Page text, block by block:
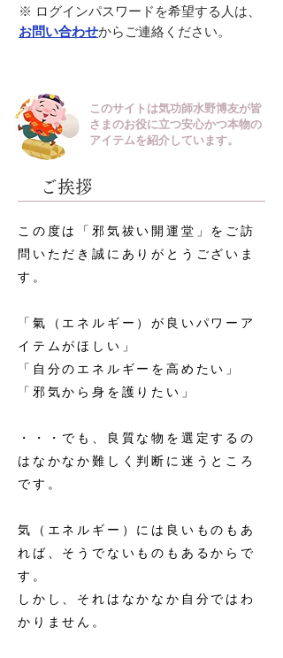
​※ ログインパスワードを希望する人は、
お問い合わせからご連絡ください。
このサイトは気功師水野博友が皆
さまのお役に立つ安心かつ本物の
アイテムを紹介しています。
​ご挨拶
この度は「邪気祓い開運堂」をご訪
問いただき誠にありがとうございま
す。
「氣（エネルギー）が良いパワーア
イテムがほしい」
「自分のエネルギーを高めたい」
「邪気から身を護りたい」
・・・でも、良質な物を選定するの
はなかなか難しく判断に迷うところ
です。
気（エネルギー）には良いものもあ
れば、そうでないものもあるからで
す。
しかし、それはなかなか自分ではわ
かりません。